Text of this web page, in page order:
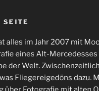
SEITE
alles im Jahr 2007 mit
eines Alt-Mercedesses
der Welt.
Fliegereigedöns dazu.